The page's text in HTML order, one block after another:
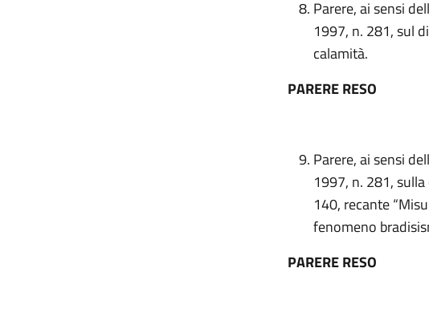
Parere, ai sensi
1997, n. 281, sul
calamità.
PARERE RESO
Parere, ai sensi
1997, n. 281,
140, recante
fenomeno
PARERE RESO